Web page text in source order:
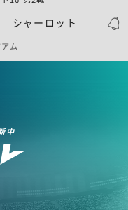
シャーロット
ム
中